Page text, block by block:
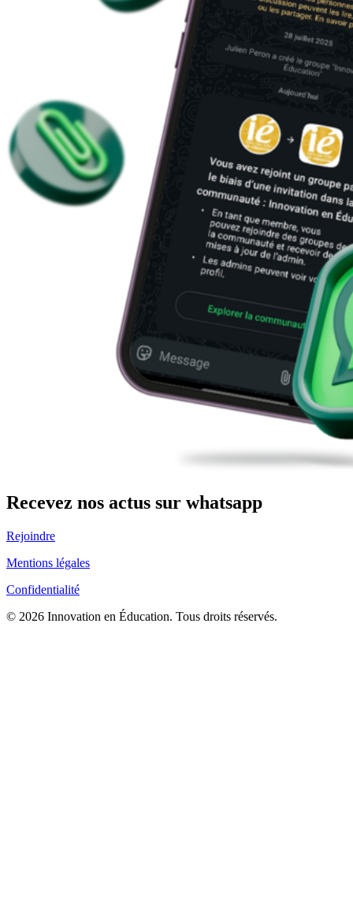
Recevez nos actus sur whatsapp
Rejoindre
Mentions légales
Confidentialité
© 2026 Innovation en Éducation. Tous droits réservés.